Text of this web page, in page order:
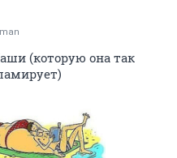
(которую она так